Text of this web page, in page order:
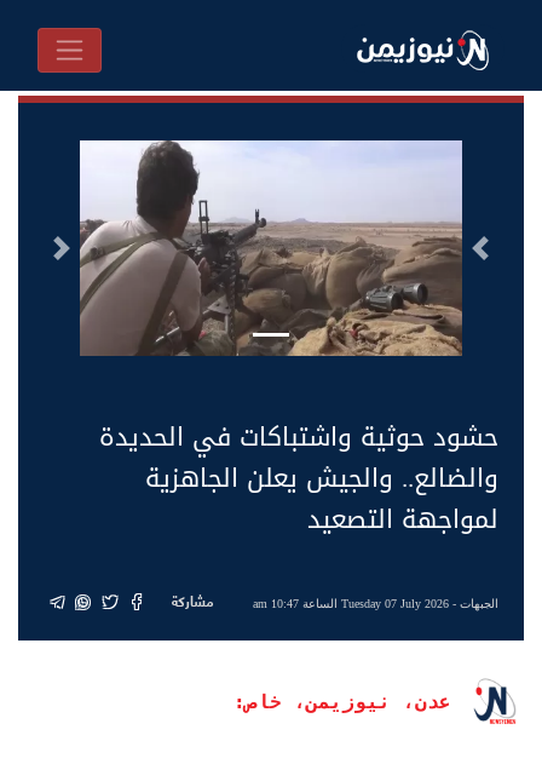
السابق التالى
حشود حوثية واشتباكات في الحديدة
والضالع.. والجيش يعلن الجاهزية
لمواجهة التصعيد
الجبهات- Tuesday 07 July 2026 الساعة 10:47 am مشاركة
عدن، نيوزيمن، خاص: